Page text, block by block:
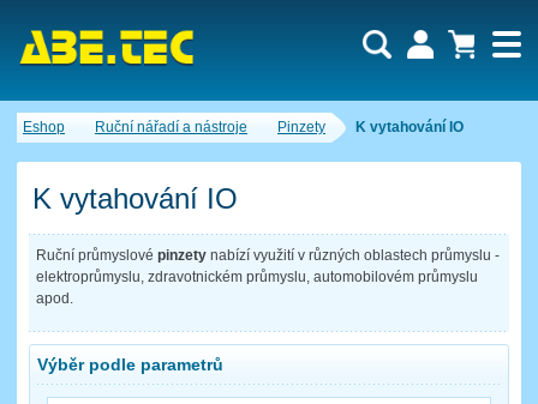
Eshop Ruční nářadí a nástroje Pinzety K vytahování IO
K vytahování IO
Ruční průmyslové pinzety nabízí využití v různých oblastech průmyslu -
elektroprůmyslu, zdravotnickém průmyslu, automobilovém průmyslu
apod.
Výběr podle parametrů
Nákupní košík je momentálně prázdný.
Počet produktů:0
Cena celkem:0,00 CZK
Uživatel:
Zapomenuté heslo